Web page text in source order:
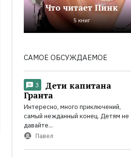
Что читает Пинк
5 книг
САМОЕ ОБСУЖДАЕМОЕ
3
Дети капитана
Гранта
Интересно, много приключений,
самый нежданный конец. Детям не
давайте...
Павел